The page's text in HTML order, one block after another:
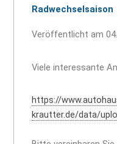
Radwechselsaison
Veröffentlicht am
Viele interessante
https://
krautter.de/data/